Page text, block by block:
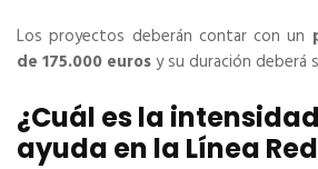
Los proyectos deberán contar con un
de 175.000 eurosy su duración deberá
¿Cuál es la
ayuda en la Línea